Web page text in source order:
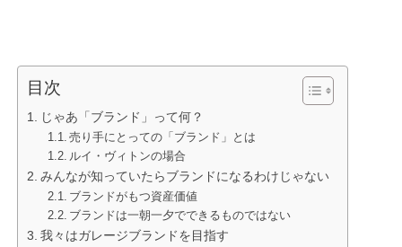
目次
じゃあ「ブランド」って何？
売り手にとっての「ブランド」とは
ルイ・ヴィトンの場合
みんなが知っていたらブランドになるわけじゃない
ブランドがもつ資産価値
ブランドは一朝一夕でできるものではない
我々はガレージブランドを目指す